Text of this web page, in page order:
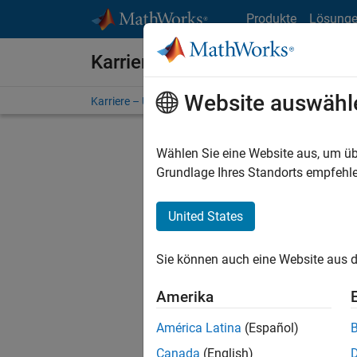
Produkte
Karriere bei MathWorks
Karriere – Übersicht Stellensuche
FILTER:
Stellen
Es
Region
Website
Wählen Sie eine Website aus, um
Grundlage Ihres Standorts
United States
Sie können auch eine Website aus
Amerika
América Latina (Español)
Canada (English)